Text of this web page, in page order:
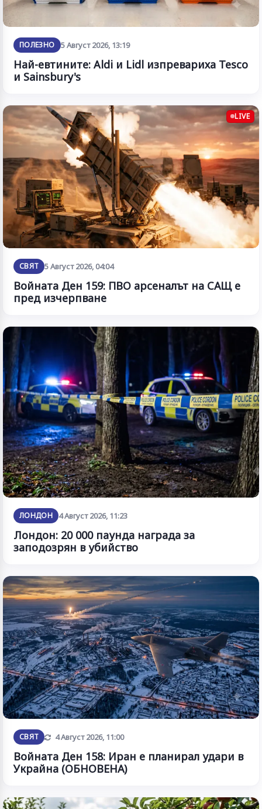
ПОЛЕЗНО 5 Август 2026, 13:19
Най-евтините: Aldi и Lidl изпревариха Tesco
и Sainsbury's
LIVE
СВЯТ 5 Август 2026, 04:04
Войната Ден 159: ПВО арсеналът на САЩ е
пред изчерпване
ЛОНДОН 4 Август 2026, 11:23
Лондон: 20 000 паунда награда за
заподозрян в убийство
СВЯТ Обновена
4 Август 2026, 11:00
Войната Ден 158: Иран е планирал удари в
Украйна (ОБНОВЕНА)